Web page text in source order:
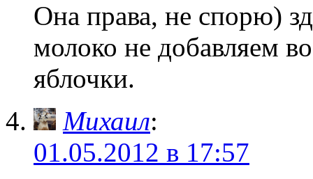
Она права, не спорю)
молоко не добавляем
яблочки.
Михаил:
01.05.2012 в 17:57